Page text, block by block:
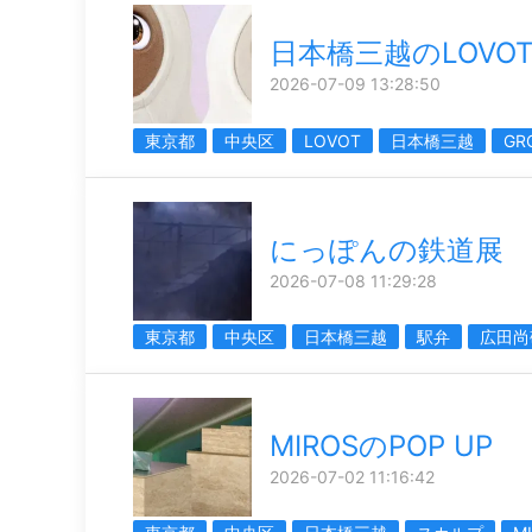
日本橋三越のLOVOT
2026-07-09 13:28:50
東京都 中央区 LOVOT 日本橋三越
にっぽんの鉄道展
2026-07-08 11:29:28
東京都 中央区 日本橋三越 駅弁 広田
MIROSのPOP UP
2026-07-02 11:16:42